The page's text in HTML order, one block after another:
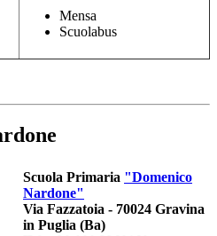
Mensa
Scuolabus
Scuola Primaria "Domenico
Nardone"
Via Fazzatoia - 70024 Gravina
in Puglia (Ba)